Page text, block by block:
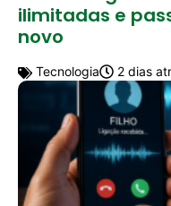
ilimitadas e
novo
Tecnologia 2 dias